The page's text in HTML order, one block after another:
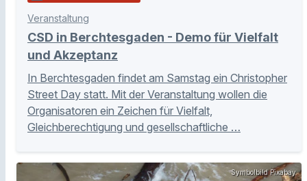
Veranstaltung
CSD in Berchtesgaden - Demo für Vielfalt
und Akzeptanz
In Berchtesgaden findet am Samstag ein Christopher
Street Day statt. Mit der Veranstaltung wollen die
Organisatoren ein Zeichen für Vielfalt,
Gleichberechtigung und gesellschaftliche …
Symbolbild Pixabay